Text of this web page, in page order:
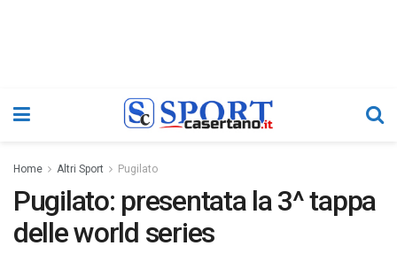
Home Altri Sport Pugilato
Pugilato: presentata la 3^ tappa
delle world series